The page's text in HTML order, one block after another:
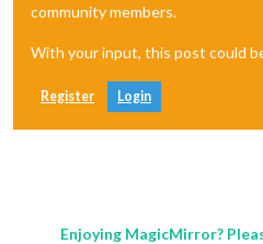
community members.
With your input, this post could
Register Login
Enjoying MagicMirror?